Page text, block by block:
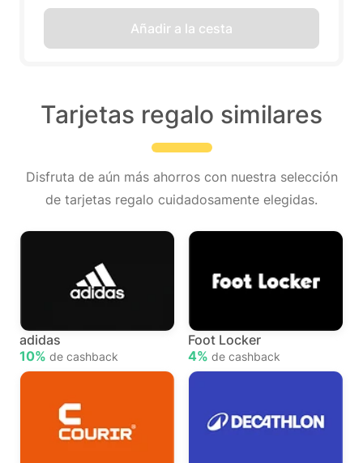
Añadir a la cesta
Tarjetas regalo similares
Disfruta de aún más ahorros con nuestra selección
de tarjetas regalo cuidadosamente elegidas.
adidas
10% de cashback
Foot Locker
4% de cashback